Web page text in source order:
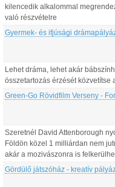
kilencedik alkalommal
való részvételre
Gyermek- és ifjúsági
Lehet dráma, lehet akár
összetartozás érzését közvetítse
Green-Go Rövidfilm Verseny -
Szeretnél David Attenborough
Földön közel 1 milliárdan nem
akár a mozivászonra is
Gördülő játszóház - kreatív